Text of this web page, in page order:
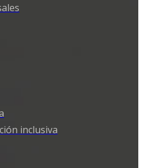
inclusiva